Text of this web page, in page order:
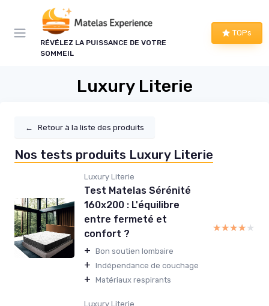
RÉVÉLEZ LA PUISSANCE DE VOTRE
SOMMEIL
TOPs
Luxury Literie
← Retour à la liste des produits
Nos tests produits Luxury Literie
Luxury Literie
Test Matelas Sérénité
160x200 : L'équilibre
entre fermeté et
confort ?
+ Bon soutien lombaire
+ Indépendance de couchage
+ Matériaux respirants
★★★★★
★★★★★
Luxury Literie
Panneau de gestion des cookies